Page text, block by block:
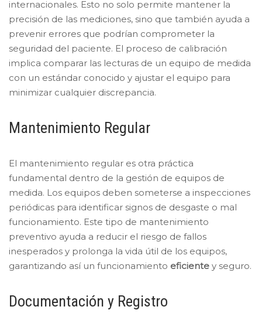
internacionales. Esto no solo permite mantener la
precisión de las mediciones, sino que también ayuda a
prevenir errores que podrían comprometer la
seguridad del paciente. El proceso de calibración
implica comparar las lecturas de un equipo de medida
con un estándar conocido y ajustar el equipo para
minimizar cualquier discrepancia.
Mantenimiento Regular
El mantenimiento regular es otra práctica
fundamental dentro de la gestión de equipos de
medida. Los equipos deben someterse a inspecciones
periódicas para identificar signos de desgaste o mal
funcionamiento. Este tipo de mantenimiento
preventivo ayuda a reducir el riesgo de fallos
inesperados y prolonga la vida útil de los equipos,
garantizando así un funcionamiento eficiente y seguro.
Documentación y Registro